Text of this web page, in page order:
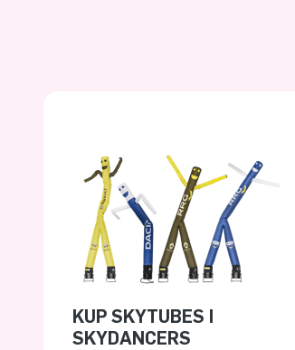
KUP SKYTUBES I
SKYDANCERS